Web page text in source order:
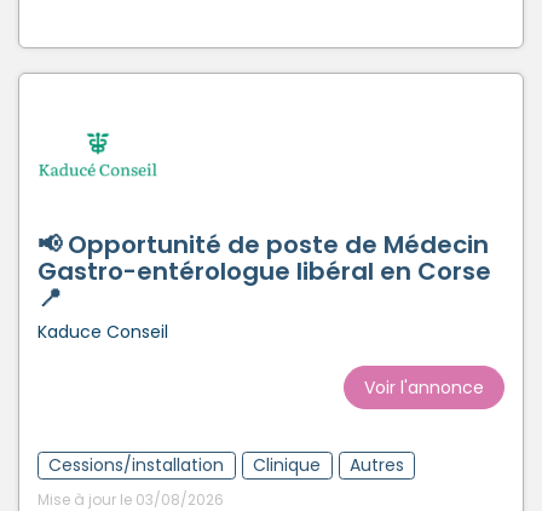
📢 Opportunité de poste de Médecin
Gastro-entérologue libéral en Corse
📍
Kaduce Conseil
Voir l'annonce
Cessions/installation Clinique Autres
Mise à jour le 03/08/2026